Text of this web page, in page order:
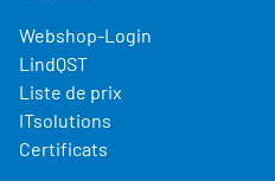
Webshop-Login
LindQST
Liste de prix
ITsolutions
Certificats